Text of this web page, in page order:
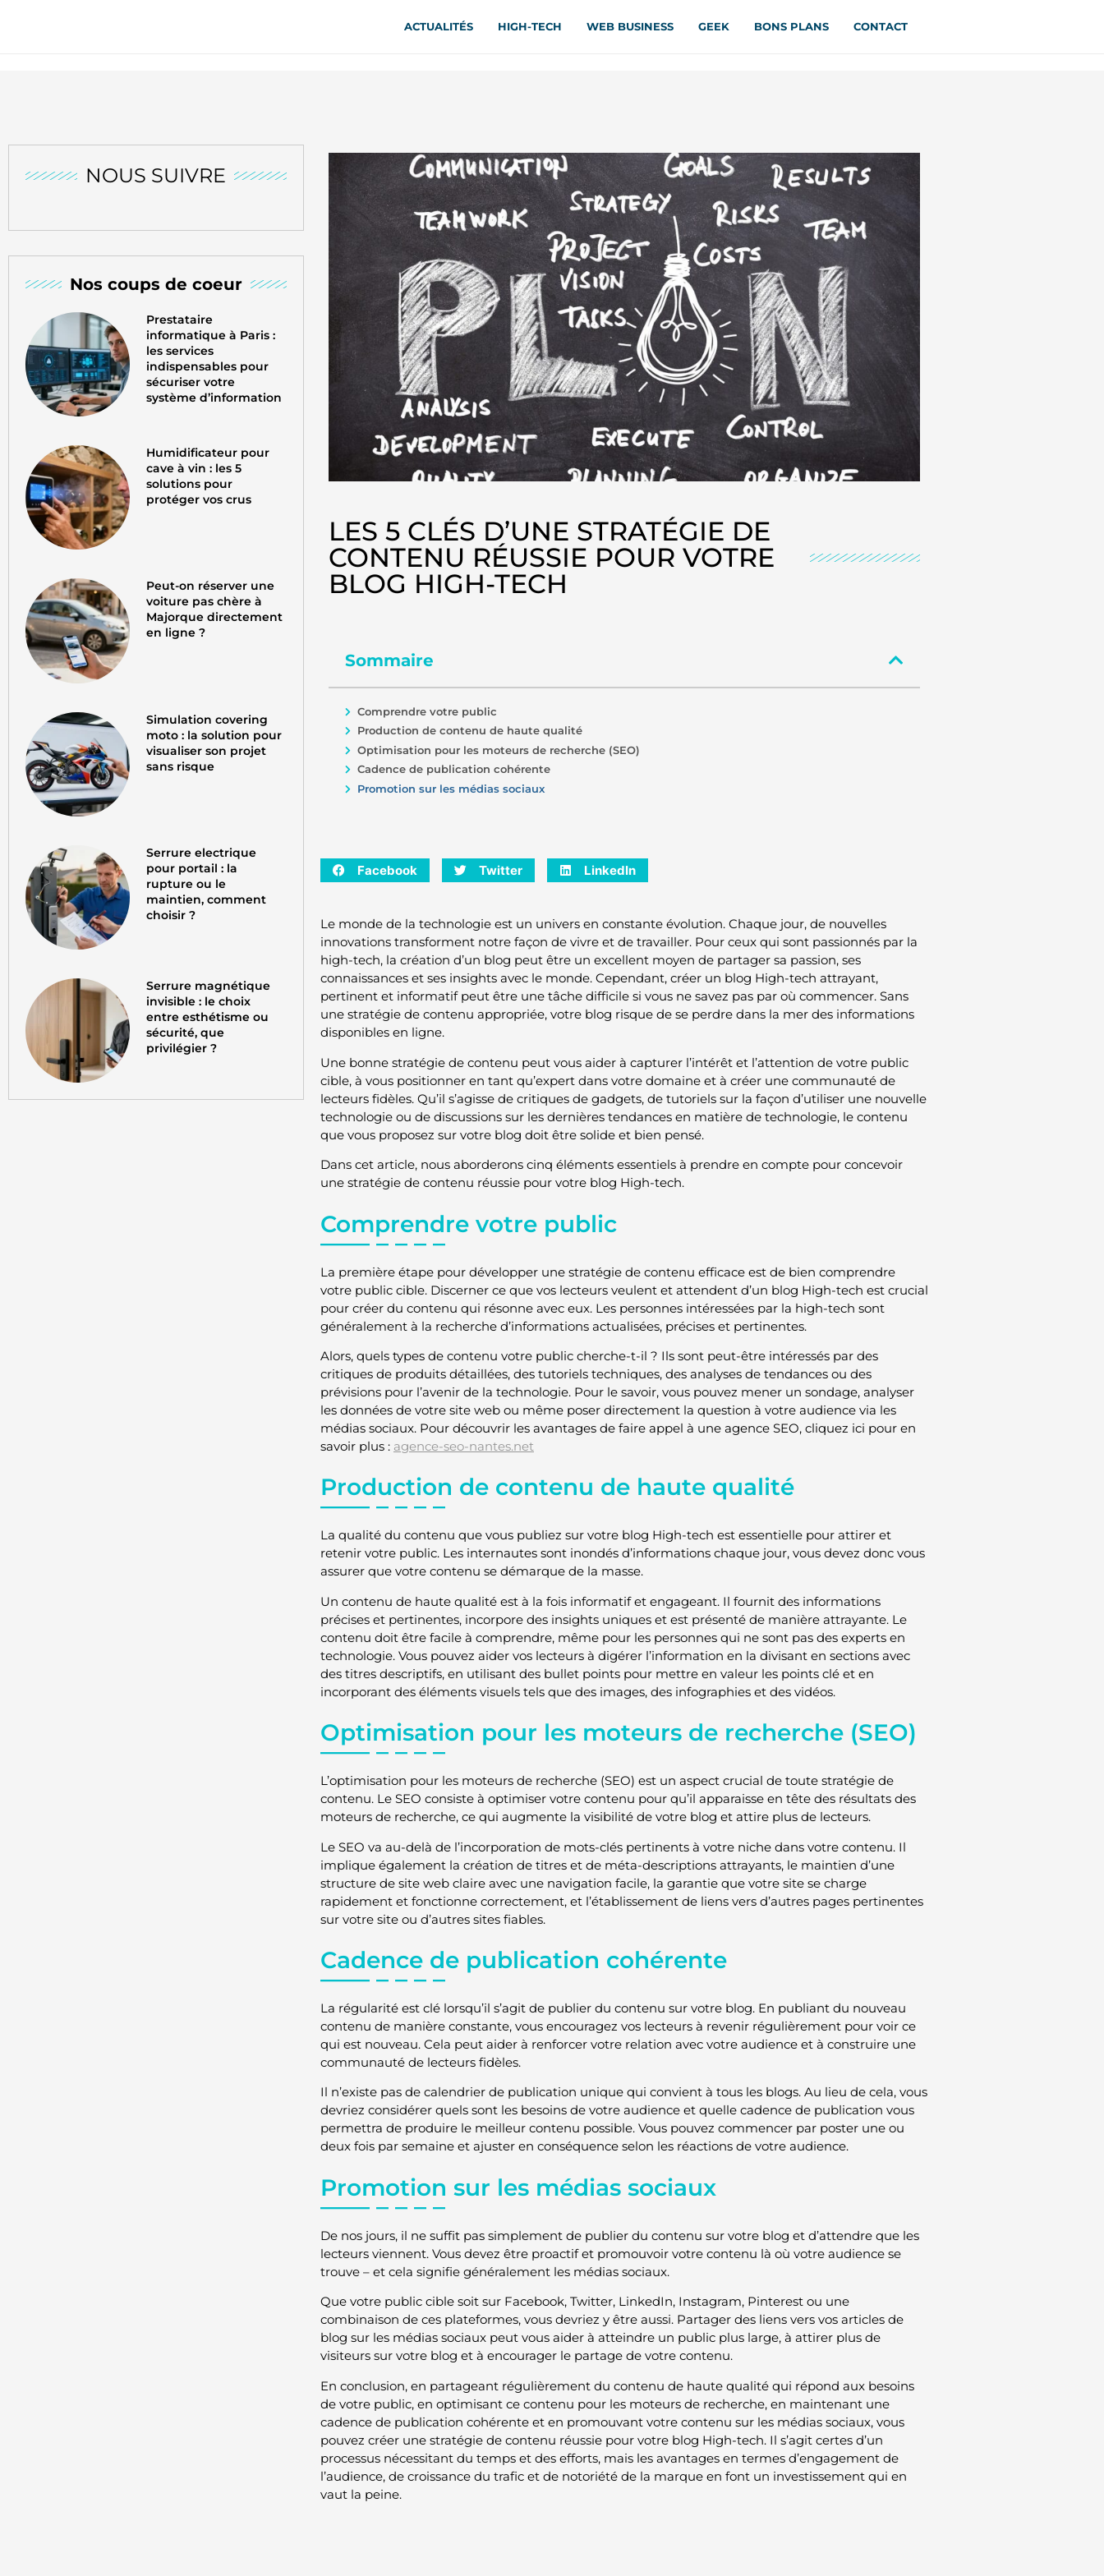
ACTUALITÉS HIGH-TECH WEB BUSINESS GEEK BONS PLANS CONTACT
NOUS SUIVRE
Nos coups de coeur
Prestataire
informatique à Paris :
les services
indispensables pour
sécuriser votre
système d’information
Humidificateur pour
cave à vin : les 5
solutions pour
protéger vos crus
Peut-on réserver une
voiture pas chère à
Majorque directement
en ligne ?
Simulation covering
moto : la solution pour
visualiser son projet
sans risque
Serrure electrique
pour portail : la
rupture ou le
maintien, comment
choisir ?
Serrure magnétique
invisible : le choix
entre esthétisme ou
sécurité, que
privilégier ?
LES 5 CLÉS D’UNE STRATÉGIE DE
CONTENU RÉUSSIE POUR VOTRE
BLOG HIGH-TECH
Sommaire
Comprendre votre public
Production de contenu de haute qualité
Optimisation pour les moteurs de recherche (SEO)
Cadence de publication cohérente
Promotion sur les médias sociaux
Facebook Twitter LinkedIn
Le monde de la technologie est un univers en constante évolution. Chaque jour, de nouvelles
innovations transforment notre façon de vivre et de travailler. Pour ceux qui sont passionnés par la
high-tech, la création d’un blog peut être un excellent moyen de partager sa passion, ses
connaissances et ses insights avec le monde. Cependant, créer un blog High-tech attrayant,
pertinent et informatif peut être une tâche difficile si vous ne savez pas par où commencer. Sans
une stratégie de contenu appropriée, votre blog risque de se perdre dans la mer des informations
disponibles en ligne.
Une bonne stratégie de contenu peut vous aider à capturer l’intérêt et l’attention de votre public
cible, à vous positionner en tant qu’expert dans votre domaine et à créer une communauté de
lecteurs fidèles. Qu’il s’agisse de critiques de gadgets, de tutoriels sur la façon d’utiliser une nouvelle
technologie ou de discussions sur les dernières tendances en matière de technologie, le contenu
que vous proposez sur votre blog doit être solide et bien pensé.
Dans cet article, nous aborderons cinq éléments essentiels à prendre en compte pour concevoir
une stratégie de contenu réussie pour votre blog High-tech.
Comprendre votre public
La première étape pour développer une stratégie de contenu efficace est de bien comprendre
votre public cible. Discerner ce que vos lecteurs veulent et attendent d’un blog High-tech est crucial
pour créer du contenu qui résonne avec eux. Les personnes intéressées par la high-tech sont
généralement à la recherche d’informations actualisées, précises et pertinentes.
Alors, quels types de contenu votre public cherche-t-il ? Ils sont peut-être intéressés par des
critiques de produits détaillées, des tutoriels techniques, des analyses de tendances ou des
prévisions pour l’avenir de la technologie. Pour le savoir, vous pouvez mener un sondage, analyser
les données de votre site web ou même poser directement la question à votre audience via les
médias sociaux. Pour découvrir les avantages de faire appel à une agence SEO, cliquez ici pour en
savoir plus : agence-seo-nantes.net
Production de contenu de haute qualité
La qualité du contenu que vous publiez sur votre blog High-tech est essentielle pour attirer et
retenir votre public. Les internautes sont inondés d’informations chaque jour, vous devez donc vous
assurer que votre contenu se démarque de la masse.
Un contenu de haute qualité est à la fois informatif et engageant. Il fournit des informations
précises et pertinentes, incorpore des insights uniques et est présenté de manière attrayante. Le
contenu doit être facile à comprendre, même pour les personnes qui ne sont pas des experts en
technologie. Vous pouvez aider vos lecteurs à digérer l’information en la divisant en sections avec
des titres descriptifs, en utilisant des bullet points pour mettre en valeur les points clé et en
incorporant des éléments visuels tels que des images, des infographies et des vidéos.
Optimisation pour les moteurs de recherche (SEO)
L’optimisation pour les moteurs de recherche (SEO) est un aspect crucial de toute stratégie de
contenu. Le SEO consiste à optimiser votre contenu pour qu’il apparaisse en tête des résultats des
moteurs de recherche, ce qui augmente la visibilité de votre blog et attire plus de lecteurs.
Le SEO va au-delà de l’incorporation de mots-clés pertinents à votre niche dans votre contenu. Il
implique également la création de titres et de méta-descriptions attrayants, le maintien d’une
structure de site web claire avec une navigation facile, la garantie que votre site se charge
rapidement et fonctionne correctement, et l’établissement de liens vers d’autres pages pertinentes
sur votre site ou d’autres sites fiables.
Cadence de publication cohérente
La régularité est clé lorsqu’il s’agit de publier du contenu sur votre blog. En publiant du nouveau
contenu de manière constante, vous encouragez vos lecteurs à revenir régulièrement pour voir ce
qui est nouveau. Cela peut aider à renforcer votre relation avec votre audience et à construire une
communauté de lecteurs fidèles.
Il n’existe pas de calendrier de publication unique qui convient à tous les blogs. Au lieu de cela, vous
devriez considérer quels sont les besoins de votre audience et quelle cadence de publication vous
permettra de produire le meilleur contenu possible. Vous pouvez commencer par poster une ou
deux fois par semaine et ajuster en conséquence selon les réactions de votre audience.
Promotion sur les médias sociaux
De nos jours, il ne suffit pas simplement de publier du contenu sur votre blog et d’attendre que les
lecteurs viennent. Vous devez être proactif et promouvoir votre contenu là où votre audience se
trouve – et cela signifie généralement les médias sociaux.
Que votre public cible soit sur Facebook, Twitter, LinkedIn, Instagram, Pinterest ou une
combinaison de ces plateformes, vous devriez y être aussi. Partager des liens vers vos articles de
blog sur les médias sociaux peut vous aider à atteindre un public plus large, à attirer plus de
visiteurs sur votre blog et à encourager le partage de votre contenu.
En conclusion, en partageant régulièrement du contenu de haute qualité qui répond aux besoins
de votre public, en optimisant ce contenu pour les moteurs de recherche, en maintenant une
cadence de publication cohérente et en promouvant votre contenu sur les médias sociaux, vous
pouvez créer une stratégie de contenu réussie pour votre blog High-tech. Il s’agit certes d’un
processus nécessitant du temps et des efforts, mais les avantages en termes d’engagement de
l’audience, de croissance du trafic et de notoriété de la marque en font un investissement qui en
vaut la peine.